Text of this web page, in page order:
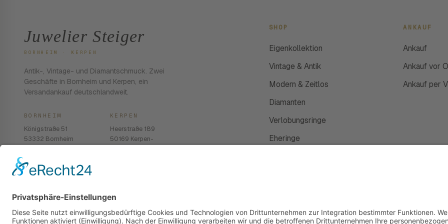
Juwelier Steiger
BORNHEIM · KERPEN
Antik-, Vintage- und Diamantschmuck. Zwei
Geschäfte in Bornheim und Kerpen, ein
Versandankauf deutschlandweit.
BORNHEIM
Königstraße 51
53332 Bornheim
KERPEN
Heerstraße 189
50169 Kerpen-
SHOP
Eigenkollektion
Vintage & Antik
Modern & Zeitlos
Diamanten
Verlobungsringe
Eheringe
ANKAUF
Ankauf
Ankauf vor
Ankauf per